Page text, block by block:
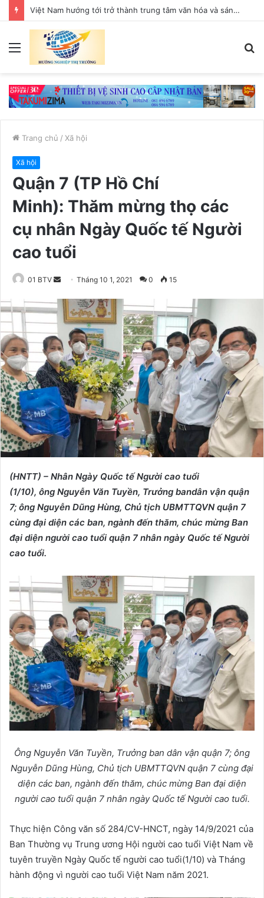
Việt Nam hướng tới trở thành trung tâm văn hóa và sáng tạo hàng đầu khu vực
Trang chủ / Xã hội
Xã hội
Quận 7 (TP Hồ Chí
Minh): Thăm mừng thọ các
cụ nhân Ngày Quốc tế Người
cao tuổi
01 BTV
n
d
n
e
m
a
i
l
Tháng 10 1, 2021 0 15
(HNTT) – Nhân Ngày Quốc tế Người cao tuổi
(1/10), ông Nguyễn Văn Tuyền, Trưởng bandân vận quận
7; ông Nguyễn Dũng Hùng, Chủ tịch UBMTTQVN quận 7
cùng đại diện các ban, ngành đến thăm, chúc mừng Ban
đại diện người cao tuổi quận 7 nhân ngày Quốc tế Người
cao tuổi.
Ông Nguyễn Văn Tuyền, Trưởng ban dân vận quận 7; ông
Nguyễn Dũng Hùng, Chủ tịch UBMTTQVN quận 7 cùng đại
diện các ban, ngành đến thăm, chúc mừng Ban đại diện
người cao tuổi quận 7 nhân ngày Quốc tế Người cao tuổi.
Thực hiện Công văn số 284/CV-HNCT, ngày 14/9/2021 của
Ban Thường vụ Trung ương Hội người cao tuổi Việt Nam về
tuyên truyền Ngày Quốc tế người cao tuổi(1/10) và Tháng
hành động vì người cao tuổi Việt Nam năm 2021.